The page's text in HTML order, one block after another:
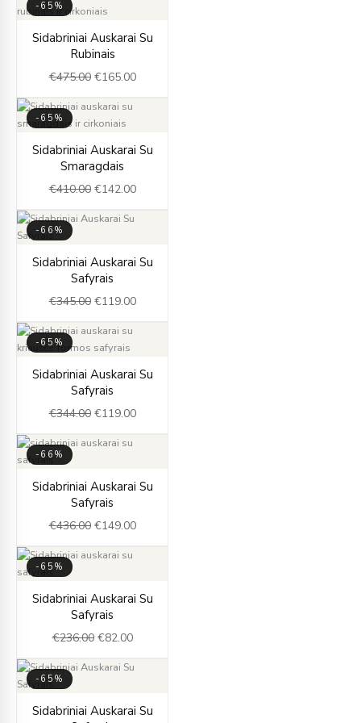
-65%
Sidabriniai Auskarai Su
Rubinais
€475.00
price
was:
€475.00.
€165.00
price
€165.00.
-65%
Sidabriniai Auskarai Su
Smaragdais
€410.00
price
was:
€410.00.
€142.00
price
€142.00.
-66%
Sidabriniai Auskarai Su
Safyrais
€345.00
price
was:
€345.00.
€119.00
price
€119.00.
-65%
Sidabriniai Auskarai Su
Safyrais
€344.00
price
was:
€344.00.
€119.00
price
€119.00.
-66%
Sidabriniai Auskarai Su
Safyrais
€436.00
price
was:
€436.00.
€149.00
price
€149.00.
-65%
Sidabriniai Auskarai Su
Safyrais
€236.00
price
was:
€236.00.
€82.00
price
€82.00.
-65%
Sidabriniai Auskarai Su
price
price